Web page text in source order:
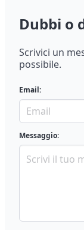
Dubbi o
Scrivici un
possibile.
Email:
Messaggio: